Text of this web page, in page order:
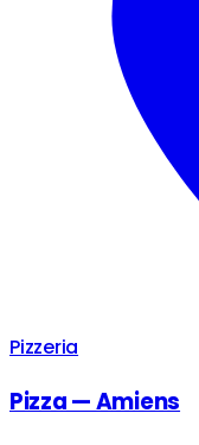
Pizzeria
Pizza — Amiens